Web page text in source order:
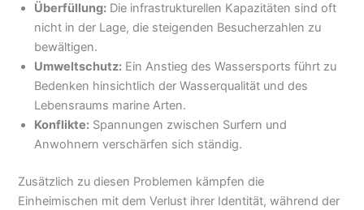
Überfüllung: Die infrastrukturellen Kapazitäten sind oft
nicht in der Lage, die steigenden Besucherzahlen zu
bewältigen.
Umweltschutz: Ein Anstieg des Wassersports führt zu
Bedenken hinsichtlich der Wasserqualität und des
Lebensraums marine Arten.
Konflikte: Spannungen zwischen Surfern und
Anwohnern verschärfen sich ständig.
Zusätzlich zu diesen Problemen kämpfen die
Einheimischen mit dem Verlust ihrer Identität, während der